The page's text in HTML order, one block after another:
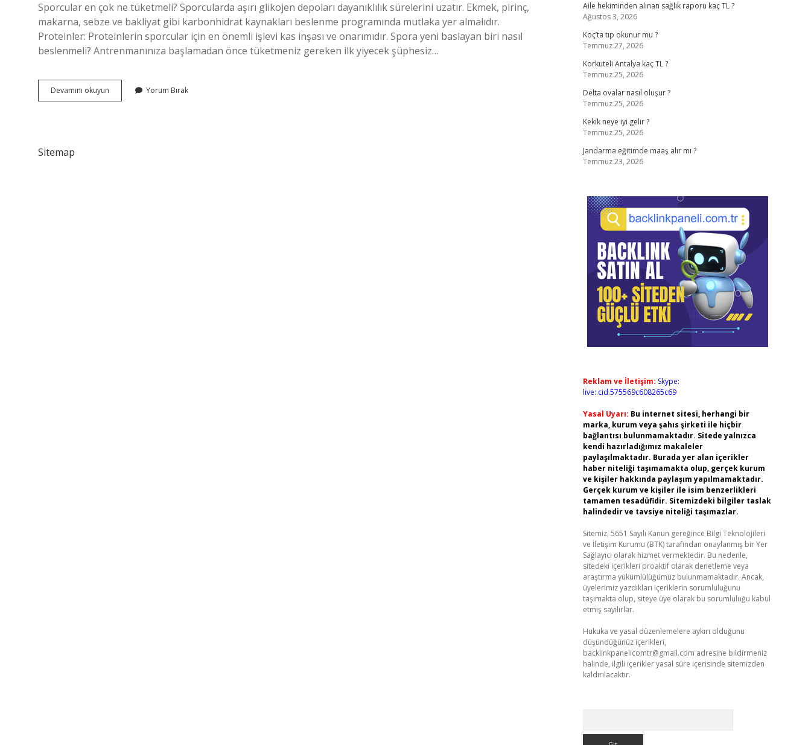
Sporcular en çok ne tüketmeli? Sporcularda aşırı glikojen depoları dayanıklılık sürelerini uzatır. Ekmek, pirinç,
makarna, sebze ve bakliyat gibi karbonhidrat kaynakları beslenme programında mutlaka yer almalıdır.
Proteinler: Proteinlerin sporcular için en önemli işlevi kas inşası ve onarımıdır. Spora yeni baslayan biri nasıl
beslenmeli? Antrenmanınıza başlamadan önce tüketmeniz gereken ilk yiyecek şüphesiz…
Devamını okuyun
Yapan
Yorum Bırak
Sitemap
Aile hekiminden alınan sağlık raporu kaç TL ?
Ağustos 3, 2026
Koç’ta tıp okunur mu ?
Temmuz 27, 2026
Korkuteli Antalya kaç TL ?
Temmuz 25, 2026
Delta ovalar nasıl oluşur ?
Temmuz 25, 2026
Kekik neye iyi gelir ?
Temmuz 25, 2026
Jandarma eğitimde maaş alır mı ?
Temmuz 23, 2026
Reklam ve İletişim: Skype:
live:.cid.575569c608265c69
Yasal Uyarı: Bu internet sitesi, herhangi bir
marka, kurum veya şahıs şirketi ile hiçbir
bağlantısı bulunmamaktadır. Sitede yalnızca
kendi hazırladığımız makaleler
paylaşılmaktadır. Burada yer alan içerikler
haber niteliği taşımamakta olup, gerçek kurum
ve kişiler hakkında paylaşım yapılmamaktadır.
Gerçek kurum ve kişiler ile isim benzerlikleri
tamamen tesadüfidir. Sitemizdeki bilgiler taslak
halindedir ve tavsiye niteliği taşımazlar.
Sitemiz, 5651 Sayılı Kanun gereğince Bilgi Teknolojileri
ve İletişim Kurumu (BTK) tarafından onaylanmış bir Yer
Sağlayıcı olarak hizmet vermektedir. Bu nedenle,
sitedeki içerikleri proaktif olarak denetleme veya
araştırma yükümlülüğümüz bulunmamaktadır. Ancak,
üyelerimiz yazdıkları içeriklerin sorumluluğunu
taşımakta olup, siteye üye olarak bu sorumluluğu kabul
etmiş sayılırlar.
Hukuka ve yasal düzenlemelere aykırı olduğunu
düşündüğünüz içerikleri,
backlinkpanelicomtr@gmail.com adresine bildirmeniz
halinde, ilgili içerikler yasal süre içerisinde sitemizden
kaldırılacaktır.